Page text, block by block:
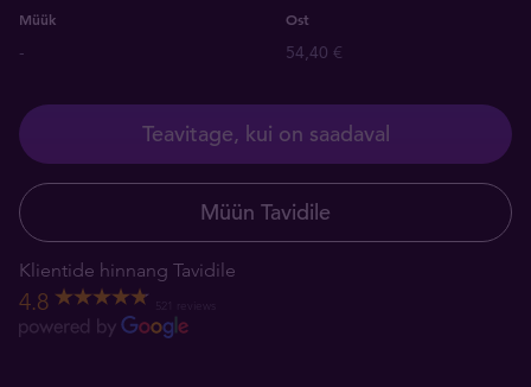
Müük Ost
- 54,40 €
Teavitage, kui on saadaval
Müün Tavidile
Klientide hinnang Tavidile
4.8